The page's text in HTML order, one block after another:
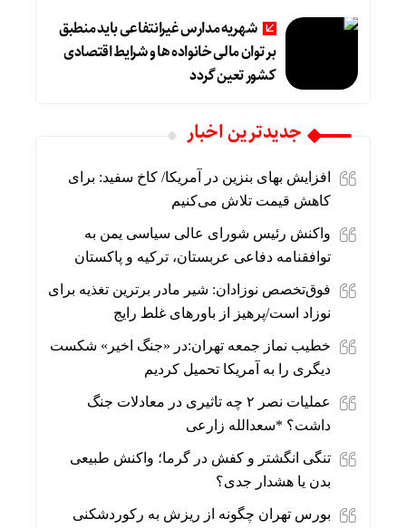
شهریه مدارس غیرانتفاعی باید منطبق
بر توان مالی خانواده ها و شرایط اقتصادی
کشور تعین گردد
جديدترين اخبار
افزایش بهای بنزین در آمریکا/ کاخ سفید: برای
کاهش قیمت تلاش می‌کنیم
واکنش رئیس شورای عالی سیاسی یمن به
توافقنامه دفاعی عربستان، ترکیه و پاکستان
فوق‌تخصص نوزادان: شیر مادر برترین تغذیه برای
نوزاد است/پرهیز از باورهای غلط رایج
خطیب نماز جمعه تهران:در «جنگ اخیر» شکست
دیگری را به آمریکا تحمیل کردیم
عملیات نصر ۲ چه تاثیری در معادلات جنگ
داشت؟ *سعدالله زارعی
تنگی انگشتر و کفش در گرما؛ واکنش طبیعی
بدن یا هشدار جدی؟
بورس تهران چگونه از ریزش به رکوردشکنی